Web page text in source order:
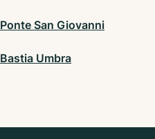
Ponte San Giovanni
Bastia Umbra